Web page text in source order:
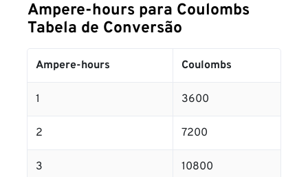
Ampere-hours para Coulombs
Tabela de Conversão
Ampere-hours Coulombs
1 3600
2 7200
3 10800